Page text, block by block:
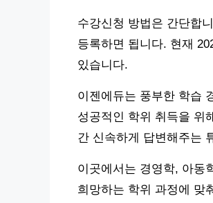
수강신청 방법은 간단합
등록하면 됩니다. 현재
있습니다.
이젠에듀는 풍부한 학습
성공적인 학위 취득을 위
간 신속하게 답변해주는
이곳에서는 경영학, 아동
희망하는 학위 과정에 맞